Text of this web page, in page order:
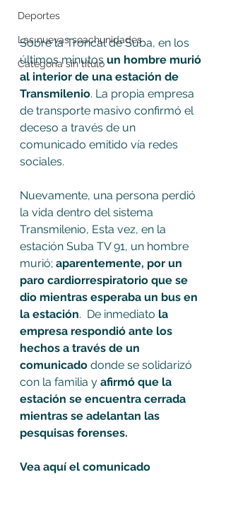
Deportes
Las nuevas soachunidades
Categoría sin título
Sobre la Troncal de Suba, en los
últimos minutos un hombre murió
al interior de una estación de
Transmilenio. La propia empresa
de transporte masivo confirmó el
deceso a través de un
comunicado emitido vía redes
sociales.
Nuevamente, una persona perdió
la vida dentro del sistema
Transmilenio, Esta vez, en la
estación Suba TV 91, un hombre
murió; aparentemente, por un
paro cardiorrespiratorio que se
dio mientras esperaba un bus en
la estación.  De inmediato la
empresa respondió ante los
hechos a través de un
comunicado donde se solidarizó
con la familia y afirmó que la
estación se encuentra cerrada
mientras se adelantan las
pesquisas forenses.
Vea aquí el comunicado